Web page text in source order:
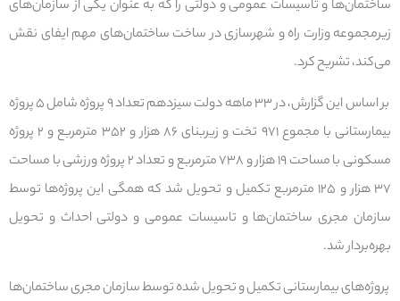
ساختمان‌ها و تاسیسات عمومی و دولتی را که به عنوان یکی از سازمان‌های
زیرمجموعه وزارت راه و شهرسازی در ساخت ساختمان‌های مهم ایفای نقش
می‌کند، تشریح کرد.
بر اساس این گزارش، در ۳۳ ماهه دولت سیزدهم تعداد ۹ پروژه شامل ۵ پروژه
بیمارستانی با مجموع ۹۷۱ تخت و زیربنای ۸۶ هزار و ۳۵۲ مترمربع و ۲ پروژه
مسکونی با مساحت ۱۹ هزار و ۷۳۸ مترمربع و تعداد ۲ پروژه ورزشی با مساحت
۳۷ هزار و ۱۲۵ مترمربع تکمیل و تحویل شد که همگی این پروژه‌ها توسط
سازمان مجری ساختمان‌ها و تاسیسات عمومی و دولتی احداث و تحویل
بهره‌بردار شد.
پروژه‌های بیمارستانی تکمیل و تحویل شده توسط سازمان مجری ساختمان‌ها